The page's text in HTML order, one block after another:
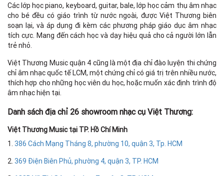
Các lớp học piano, keyboard, guitar, bale, lớp học cảm thụ âm nhạc
cho bé đều có giáo trình từ nước ngoài, được Việt Thương biên
soạn lại, và áp dụng đi kèm các phương pháp giáo dục âm nhạc
tích cực. Mang đến cách học và dạy hiệu quả cho cả người lớn lẫn
trẻ nhỏ.
Việt Thương Music quận 4 cũng là một địa chỉ đào luyện thi chứng
chỉ âm nhạc quốc tế LCM, một chứng chỉ có giá trị trên nhiều nước,
thích hợp cho những học viên du học, hoặc muốn xác định trình độ
âm nhạc hiện tại.
Danh sách địa chỉ 26 showroom nhạc cụ Việt Thương:
Việt Thương Music tại TP. Hồ Chí Minh
1. 386 Cách Mạng Tháng 8, phường 10, quận 3, Tp. HCM
2. 369 Điện Biên Phủ, phường 4, quận 3, TP. HCM